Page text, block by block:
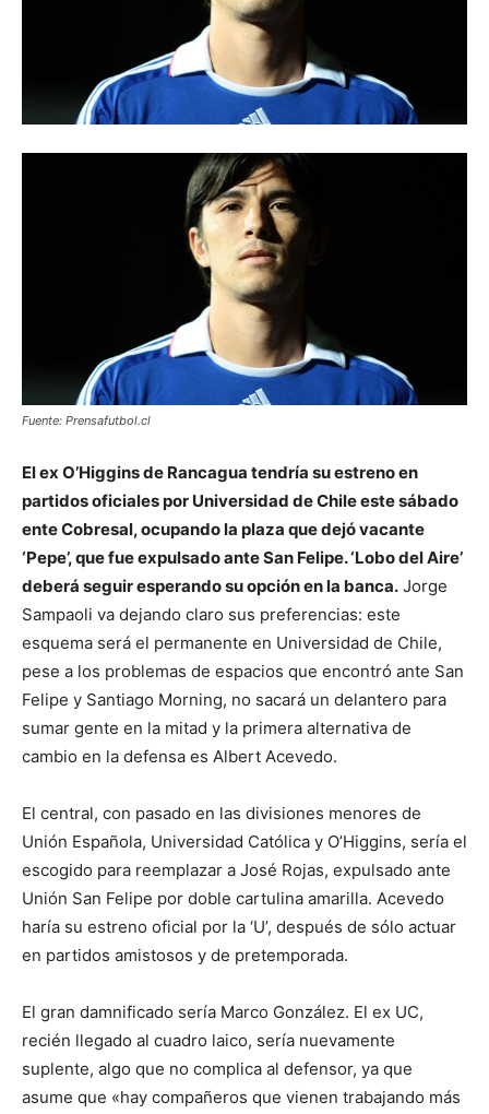
Fuente: Prensafutbol.cl
El ex O’Higgins de Rancagua tendría su estreno en
partidos oficiales por Universidad de Chile este sábado
ente Cobresal, ocupando la plaza que dejó vacante
‘Pepe’, que fue expulsado ante San Felipe. ‘Lobo del Aire’
deberá seguir esperando su opción en la banca. Jorge
Sampaoli va dejando claro sus preferencias: este
esquema será el permanente en Universidad de Chile,
pese a los problemas de espacios que encontró ante San
Felipe y Santiago Morning, no sacará un delantero para
sumar gente en la mitad y la primera alternativa de
cambio en la defensa es Albert Acevedo.
El central, con pasado en las divisiones menores de
Unión Española, Universidad Católica y O’Higgins, sería el
escogido para reemplazar a José Rojas, expulsado ante
Unión San Felipe por doble cartulina amarilla. Acevedo
haría su estreno oficial por la ‘U’, después de sólo actuar
en partidos amistosos y de pretemporada.
El gran damnificado sería Marco González. El ex UC,
recién llegado al cuadro laico, sería nuevamente
suplente, algo que no complica al defensor, ya que
asume que «hay compañeros que vienen trabajando más